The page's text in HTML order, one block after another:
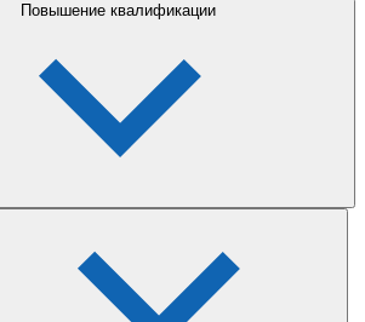
Повышение квалификации